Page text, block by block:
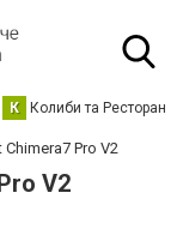
К Колиби та Ресторани
Pro V2
V2